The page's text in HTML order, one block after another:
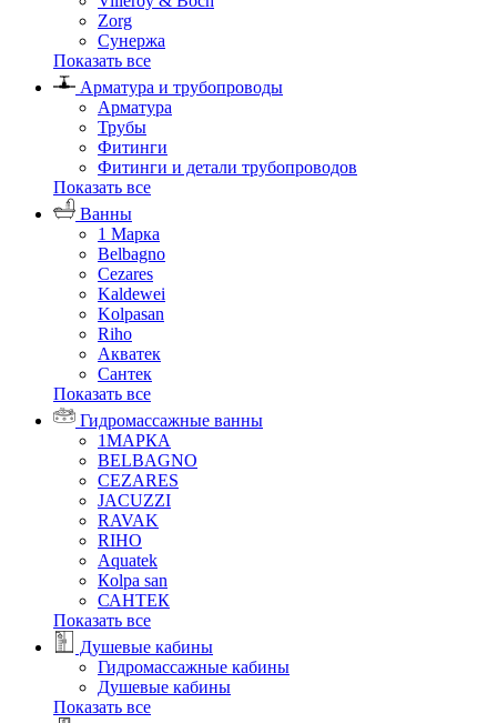
Zorg
Сунержа
Показать все
Арматура и трубопроводы
Арматура
Трубы
Фитинги
Фитинги и детали трубопроводов
Показать все
Ванны
1 Марка
Belbagno
Cezares
Kaldewei
Kolpasan
Riho
Акватек
Сантек
Показать все
Гидромассажные ванны
1МАРКА
BELBAGNO
CEZARES
JACUZZI
RAVAK
RIHO
Аquatek
Кolpa san
САНТЕК
Показать все
Душевые кабины
Гидромассажные кабины
Душевые кабины
Показать все